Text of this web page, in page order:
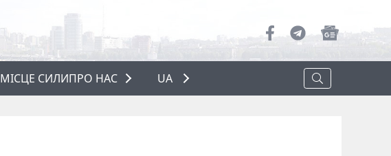
МІСЦЕ СИЛИПРО НАС
UA